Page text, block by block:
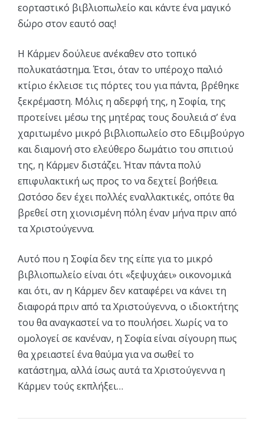
εορταστικό βιβλιοπωλείο και κάντε ένα μαγικό
δώρο στον εαυτό σας!
Η Κάρμεν δούλευε ανέκαθεν στο τοπικό
πολυκατάστημα. Έτσι, όταν το υπέροχο παλιό
κτίριο έκλεισε τις πόρτες του για πάντα, βρέθηκε
ξεκρέμαστη. Μόλις η αδερφή της, η Σοφία, της
προτείνει μέσω της μητέρας τους δουλειά σ’ ένα
χαριτωμένο μικρό βιβλιοπωλείο στο Εδιμβούργο
και διαμονή στο ελεύθερο δωμάτιο του σπιτιού
της, η Κάρμεν διστάζει. Ήταν πάντα πολύ
επιφυλακτική ως προς το να δεχτεί βοήθεια.
Ωστόσο δεν έχει πολλές εναλλακτικές, οπότε θα
βρεθεί στη χιονισμένη πόλη έναν μήνα πριν από
τα Χριστούγεννα.
Αυτό που η Σοφία δεν της είπε για το μικρό
βιβλιοπωλείο είναι ότι «ξεψυχάει» οικονομικά
και ότι, αν η Κάρμεν δεν καταφέρει να κάνει τη
διαφορά πριν από τα Χριστούγεννα, ο ιδιοκτήτης
του θα αναγκαστεί να το πουλήσει. Χωρίς να το
ομολογεί σε κανέναν, η Σοφία είναι σίγουρη πως
θα χρειαστεί ένα θαύμα για να σωθεί το
κατάστημα, αλλά ίσως αυτά τα Χριστούγεννα η
Κάρμεν τούς εκπλήξει…